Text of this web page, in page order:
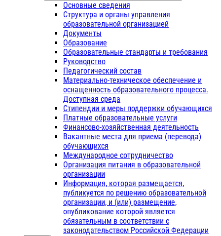
Основные сведения
Структура и органы управления
образовательной организацией
Документы
Образование
Образовательные стандарты и требования
Руководство
Педагогический состав
Материально-техническое обеспечение и
оснащенность образовательного процесса.
Доступная среда
Стипендии и меры поддержки обучающихся
Платные образовательные услуги
Финансово-хозяйственная деятельность
Вакантные места для приема (перевода)
обучающихся
Международное сотрудничество
Организация питания в образовательной
организации
Информация, которая размещается,
публикуется по решению образовательной
организации, и (или) размещение,
опубликование которой является
обязательным в соответствии с
законодательством Российской Федерации